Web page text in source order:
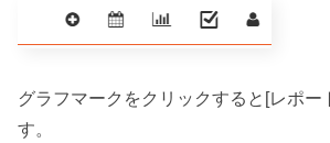
グラフマークをクリックすると[レポー
す。